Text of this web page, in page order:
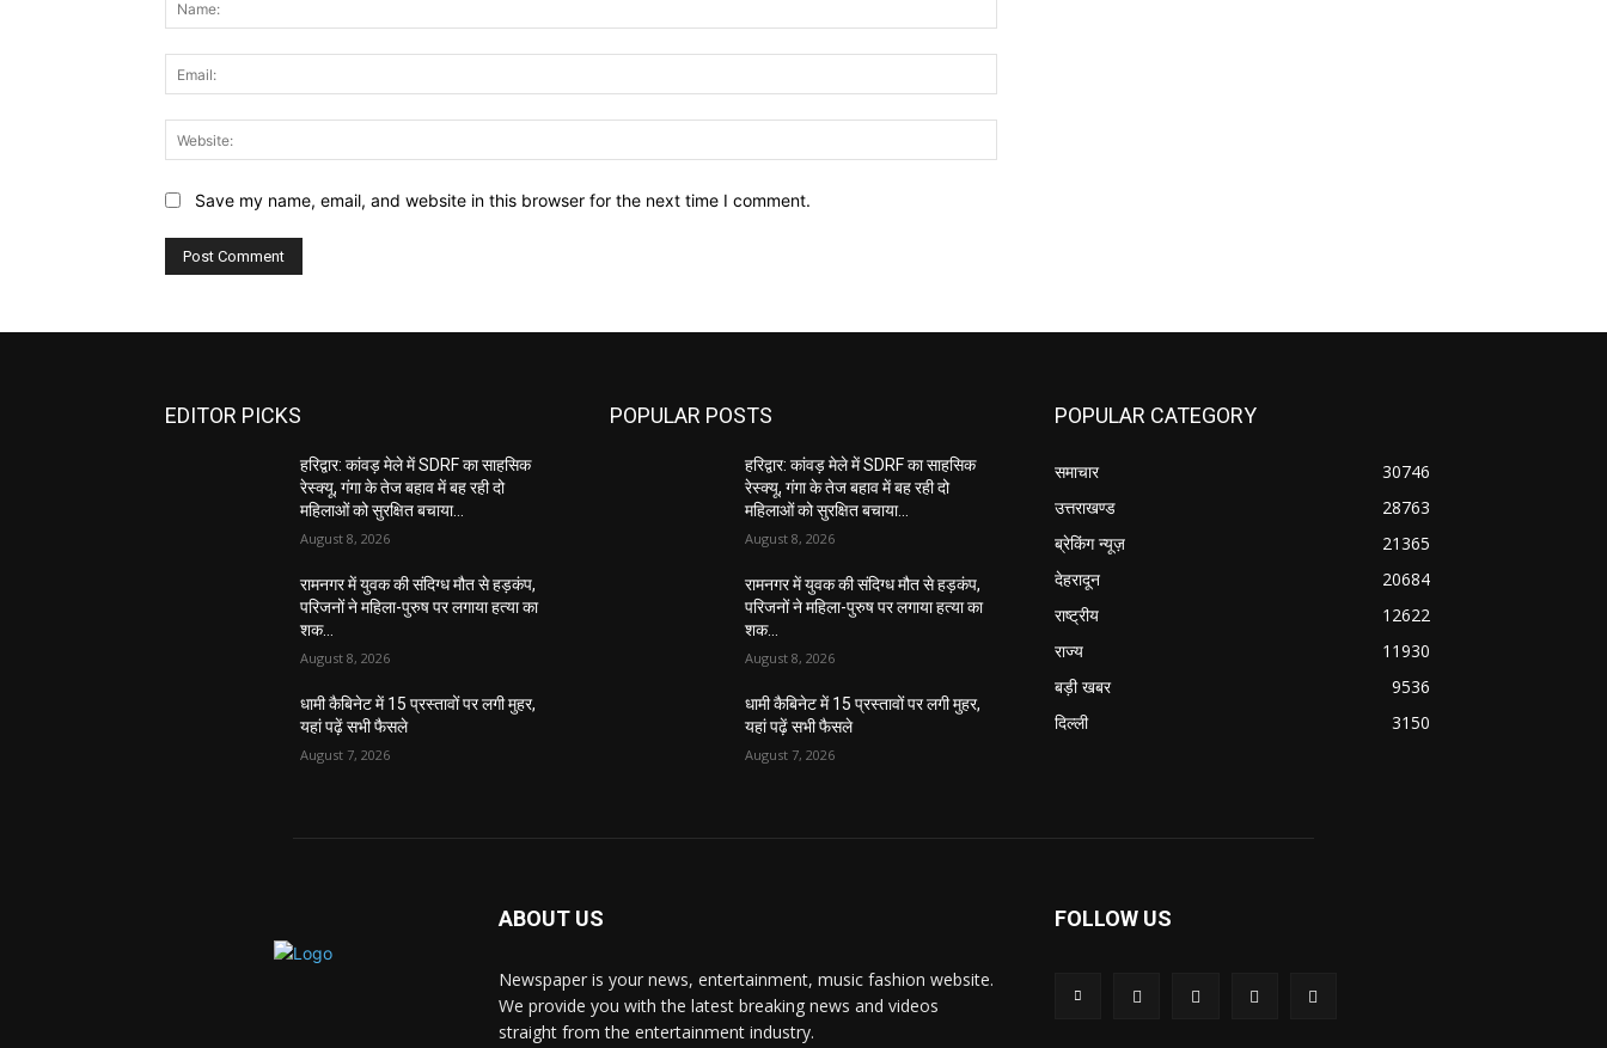
Save my name, email, and website in this browser for the next time I comment.
EDITOR PICKS
हरिद्वार: कांवड़ मेले में SDRF का साहसिक
रेस्क्यू, गंगा के तेज बहाव में बह रही दो
महिलाओं को सुरक्षित बचाया…
August 8, 2026
रामनगर में युवक की संदिग्ध मौत से हड़कंप,
परिजनों ने महिला-पुरुष पर लगाया हत्या का
शक…
August 8, 2026
धामी कैबिनेट में 15 प्रस्तावों पर लगी मुहर,
यहां पढ़ें सभी फैसले
August 7, 2026
POPULAR POSTS
हरिद्वार: कांवड़ मेले में SDRF का साहसिक
रेस्क्यू, गंगा के तेज बहाव में बह रही दो
महिलाओं को सुरक्षित बचाया…
August 8, 2026
रामनगर में युवक की संदिग्ध मौत से हड़कंप,
परिजनों ने महिला-पुरुष पर लगाया हत्या का
शक…
August 8, 2026
धामी कैबिनेट में 15 प्रस्तावों पर लगी मुहर,
यहां पढ़ें सभी फैसले
August 7, 2026
POPULAR CATEGORY
समाचार
30746
उत्तराखण्ड
28763
ब्रेकिंग न्यूज़
21365
देहरादून
20684
राष्ट्रीय
12622
राज्य
11930
बड़ी खबर
9536
दिल्ली
3150
ABOUT US
Newspaper is your news, entertainment, music fashion website.
We provide you with the latest breaking news and videos
straight from the entertainment industry.
FOLLOW US